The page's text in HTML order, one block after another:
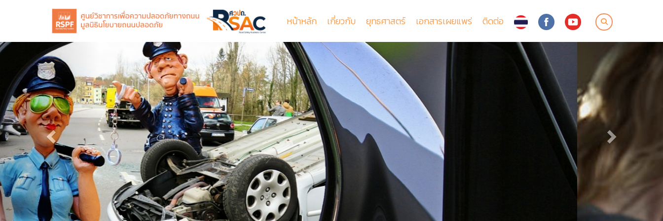
หน้าหลัก เกี่ยวกับ ยุทธศาสตร์ เอกสารเผยแพร่ ติดต่อ
Previous Next